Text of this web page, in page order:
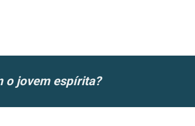
o jovem espírita?